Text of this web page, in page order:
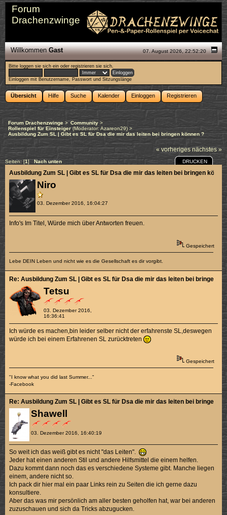
Forum
Drachenzwinge
07. August 2026, 22:52:20
WillkommenGast
Bitte loggen sie sich ein oderregistrieren sie sich.
Einloggen mit Benutzername, Passwort und Sitzungslänge
Übersicht Hilfe Suche Kalender Einloggen Registrieren
Forum Drachenzwinge > Community>
Rollenspiel für Einsteiger(Moderator: Azareon29) >
Ausbildung Zum SL | Gibt es SL für Dsa die mir das leiten bei bringen können ?
« vorheriges nächstes »
Seiten: [1]Nach unten DRUCKEN
Niro
03. Dezember 2016, 16:04:27
Ausbildung Zum SL | Gibt es SL für Dsa die mir das leiten bei bringen
Info's Im Titel, Würde mich über Antworten freuen.
Gespeichert
Lebe DEIN Leben und nicht wie es die Gesellschaft es dir vorgibt.
Tetsu
03. Dezember 2016,
16:36:41
Re: Ausbildung Zum SL | Gibt es SL für Dsa die mir das leiten bei bringen
Ich würde es machen,bin leider selber nicht der erfahrenste SL,deswegen
würde ich bei einem Erfahrenen SL zurücktreten
Gespeichert
"I know what you did last Summer..."
-Facebook
Shawell
03. Dezember 2016, 16:40:19
Re: Ausbildung Zum SL | Gibt es SL für Dsa die mir das leiten bei bringen
So weit ich das weiß gibt es nicht "das Leiten".
Jeder hat einen anderen Stil und andere Hilfsmittel die einem helfen.
Dazu kommt dann noch das es verschiedene Systeme gibt. Manche liegen
einem, andere nicht so.
Ich pack dir hier mal ein paar Links rein zu Seiten die ich gerne dazu
konsultiere.
Aber das was mir persönlich am aller besten geholfen hat, war bei anderen
zuzuschauen und sich da Tricks abzugucken.